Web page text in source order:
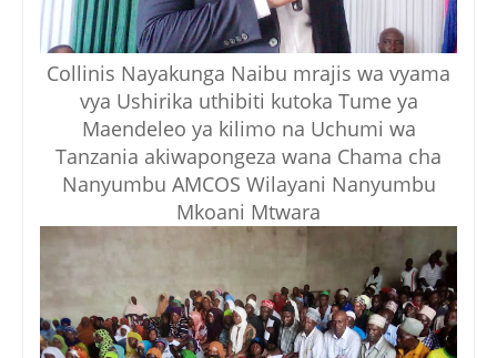
Collinis Nayakunga Naibu mrajis wa vyama
vya Ushirika uthibiti kutoka Tume ya
Maendeleo ya kilimo na Uchumi wa
Tanzania akiwapongeza wana Chama cha
Nanyumbu AMCOS Wilayani Nanyumbu
Mkoani Mtwara